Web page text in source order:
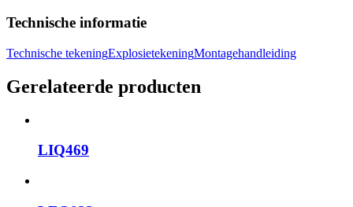
Technische informatie
Technische tekeningExplosietekeningMontagehandleiding
Gerelateerde producten
LIQ469